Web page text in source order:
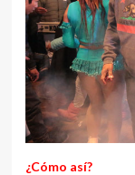
¿Cómo así?